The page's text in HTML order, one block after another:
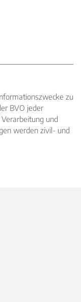
zu
BVO jeder
und
werden zivil- und